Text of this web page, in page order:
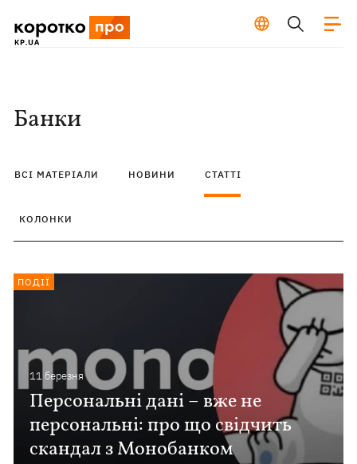
Банки
ВСІ МАТЕРІАЛИ НОВИНИ СТАТТІ
КОЛОНКИ
11 березня
Персональні дані – вже не
персональні: про що свідчить
скандал з Монобанком
ПОДІЇ